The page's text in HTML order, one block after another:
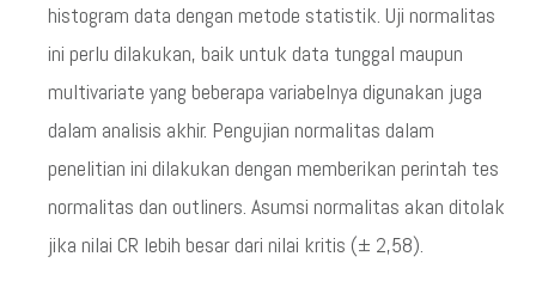
histogram data dengan metode statistik. Uji normalitas
ini perlu dilakukan, baik untuk data tunggal maupun
multivariate yang beberapa variabelnya digunakan juga
dalam analisis akhir. Pengujian normalitas dalam
penelitian ini dilakukan dengan memberikan perintah tes
normalitas dan outliners. Asumsi normalitas akan ditolak
jika nilai CR lebih besar dari nilai kritis (± 2,58).